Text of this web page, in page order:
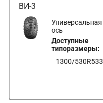
ВИ-3
Универсальная
ось
Доступные
типоразмеры:
1300/530R533